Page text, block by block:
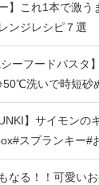
ー】これ1本で激
ンジレシピ７選
シーフードパスタ
洗いで時短砂
】サイモンの
スプランキー#
なる！！可愛い